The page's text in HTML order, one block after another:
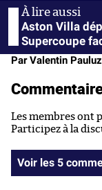
Aston Villa
Supercoupe
Par Valentin
Les membres ont
Participez à la
Voir les 5